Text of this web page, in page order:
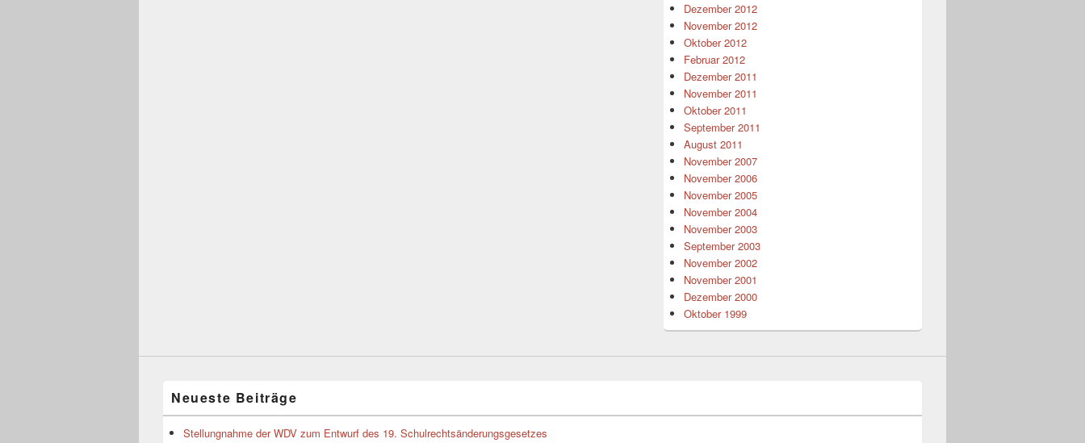
Dezember 2012
November 2012
Oktober 2012
Februar 2012
Dezember 2011
November 2011
Oktober 2011
September 2011
August 2011
November 2007
November 2006
November 2005
November 2004
November 2003
September 2003
November 2002
November 2001
Dezember 2000
Oktober 1999
Neueste Beiträge
Stellungnahme der WDV zum Entwurf des 19. Schulrechtsänderungsgesetzes